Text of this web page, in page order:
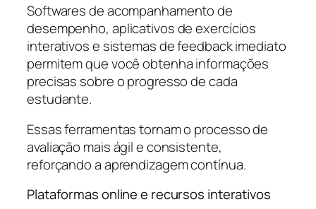
Softwares de acompanhamento de
desempenho, aplicativos de exercícios
interativos e sistemas de feedback imediato
permitem que você obtenha informações
precisas sobre o progresso de cada
estudante.
Essas ferramentas tornam o processo de
avaliação mais ágil e consistente,
reforçando a aprendizagem contínua.
Plataformas online e recursos interativos